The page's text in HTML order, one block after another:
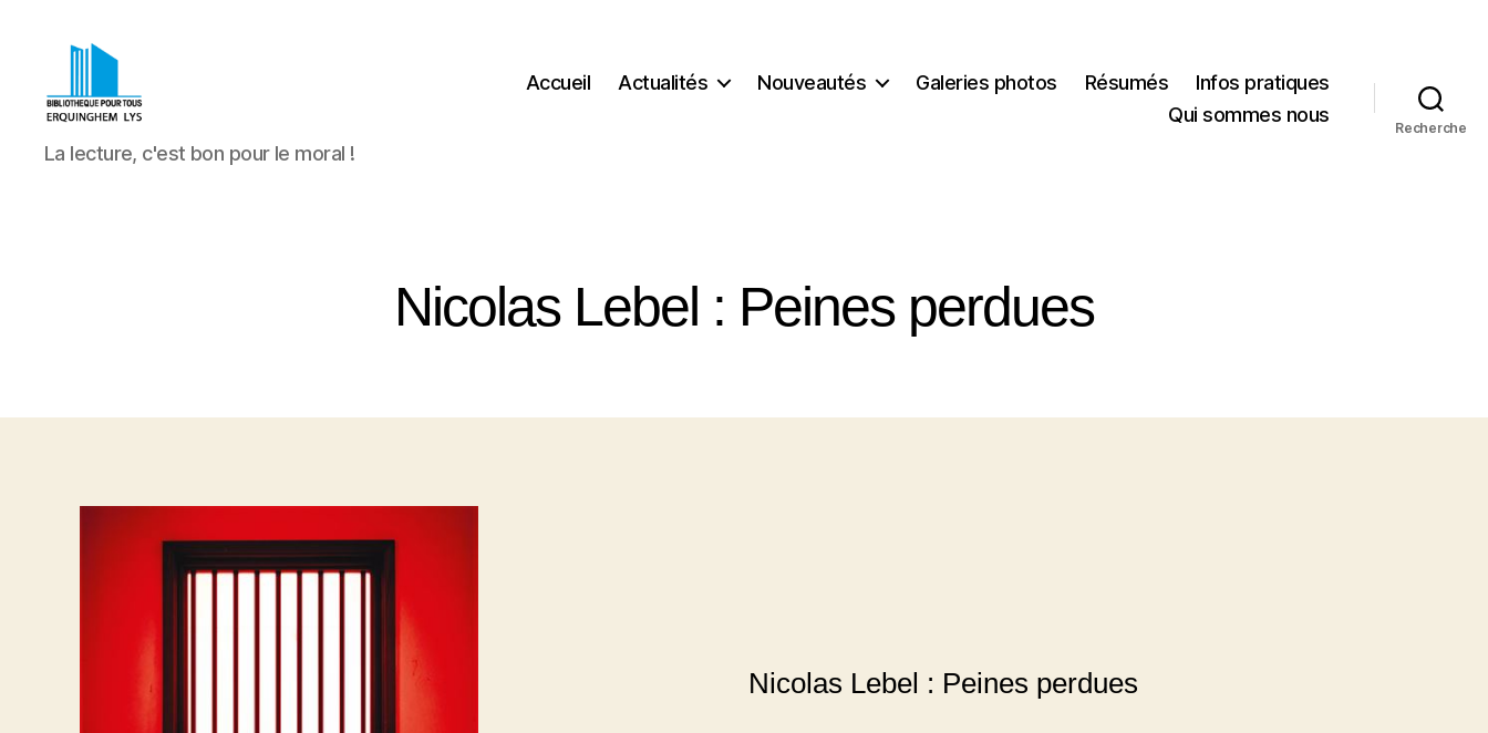
Bibliothèque
Pour
La lecture, c'est bon pour le moral !
Accueil Actualités Nouveautés Galeries photos Résumés
Infos pratiques
Qui sommes nous
Recherche
Nicolas Lebel : Peines perdues
Nicolas Lebel : Peines perdues